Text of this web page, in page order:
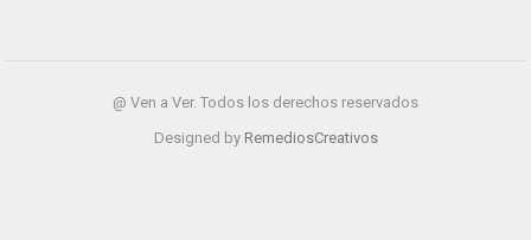
@ Ven a Ver. Todos los derechos reservados
Designed by RemediosCreativos